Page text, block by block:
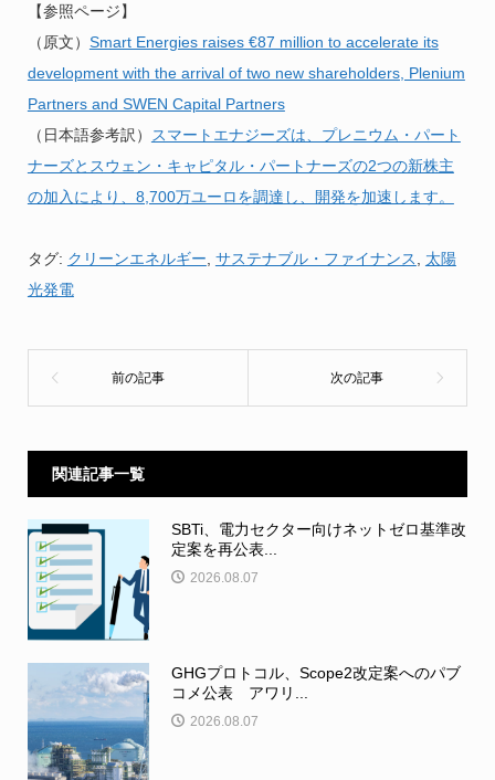
【参照ページ】
（原文） Smart Energies raises €87 million to accelerate its
development with the arrival of two new shareholders, Plenium
Partners and SWEN Capital Partners
（日本語参考訳）
スマートエナジーズは、プレニウム・パート
ナーズとスウェン・キャピタル・パートナーズの2つの新株主
の加入により、8,700万ユーロを調達し、開発を加速します。
タグ: クリーンエネルギー サステナブル・ファイナンス
太陽
光発電
関連記事一覧
SBTi、電力セクター向けネットゼロ基準改
定案を再公表...
2026.08.07
GHGプロトコル、Scope2改定案へのパブ
コメ公表 アワリ...
2026.08.07